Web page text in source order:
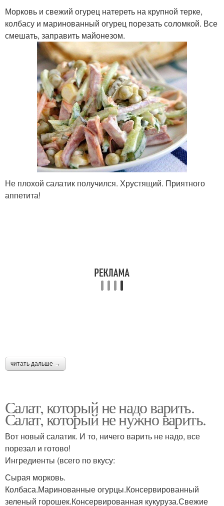
Помидор на зиму Зимний салат
Салат из цветной
капусты
Салат из баклажанов
Сытая зима Салат с рисом
Рецепт на зиму Обалденные салаты
Морковь и свежий огурец натереть на крупной терке,
колбасу и маринованный огурец порезать соломкой. Все
смешать, заправить майонезом.
Не плохой салатик получился. Хрустящий. Приятного
аппетита!
читать дальше →
Салат, который не надо варить.
Салат, который не нужно варить.
Вот новый салатик. И то, ничего варить не надо, все
порезал и готово!
Ингредиенты (всего по вкусу:
Сырая морковь.
Колбаса.Маринованные огурцы.Консервированный
зеленый горошек.Консервированная кукуруза.Свежие